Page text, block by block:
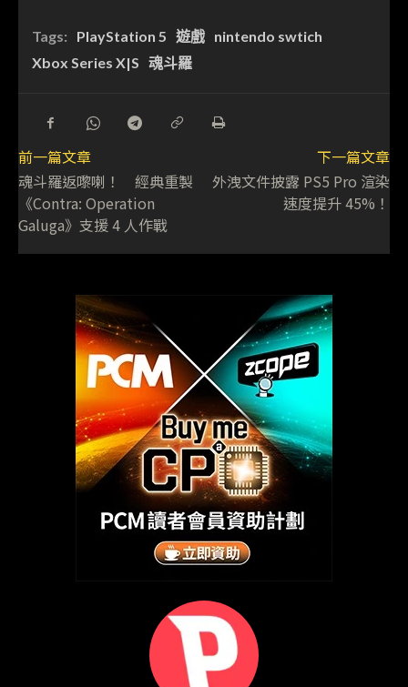
Tags: PlayStation 5 遊戲 nintendo swtich
Xbox Series X|S 魂斗羅
前一篇文章
魂斗羅返嚟喇！ 經典重製
《Contra: Operation
Galuga》支援 4 人作戰
下一篇文章
外洩文件披露 PS5 Pro 渲染
速度提升 45%！